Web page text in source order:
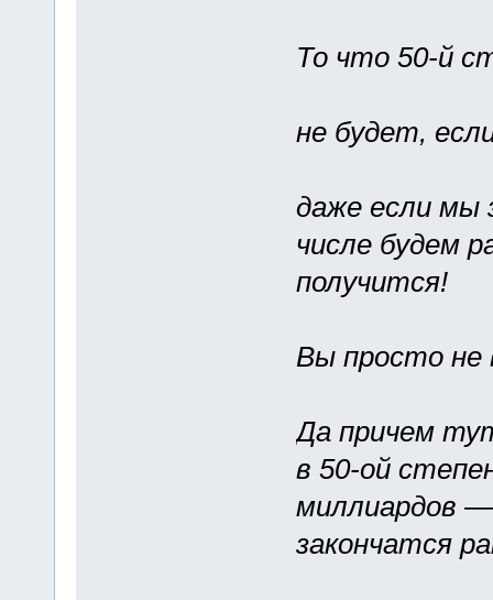
То что 50-й
не будет,
даже если мы
числе будем
получится!
Вы просто не
Да причем
в 50-ой
миллиардов
закончатся